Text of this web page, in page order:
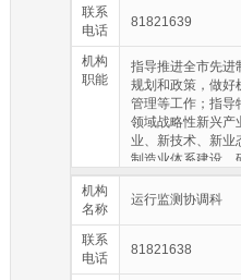
联系
电话
81821639
机构
职能
指导推进全市先进
规划和政策，做好
管理等工作；指导
领域战略性新兴产
业、新技术、新业
制造业体系建设，
步、企业技术创新
主体的技术创新体
业创新中心、制
产品推广应用，促
工业和信息化领域
机构
名称
运行监测协调科
联系
电话
81821638